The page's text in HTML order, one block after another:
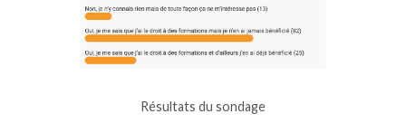
Résultats du sondage